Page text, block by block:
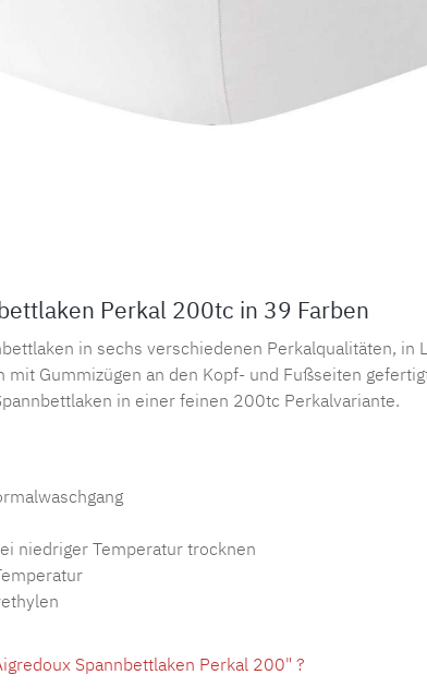
Perkal 200tc in 39 Farben
in sechs verschiedenen Perkalqualitäten, in
mit Gummizügen an den Kopf- und Fußseiten
in einer feinen 200tc Perkalvariante.
niedriger Temperatur trocknen
Spannbettlaken Perkal 200" ?